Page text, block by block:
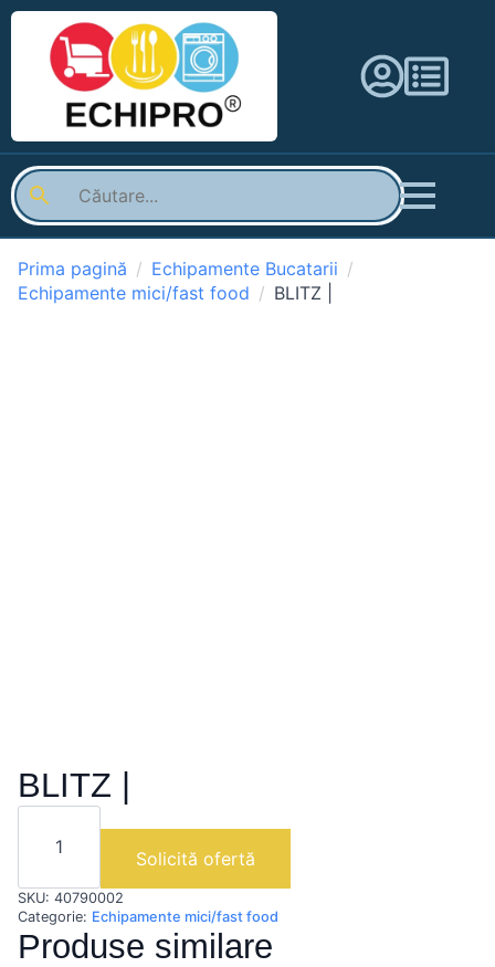
Prima pagină
Echipamente Bucatarii
Echipamente mici/fast food
BLITZ |
BLITZ |
Cantitate
Solicită ofertă
SKU: 40790002
Categorie: Echipamente mici/fast food
Produse similare